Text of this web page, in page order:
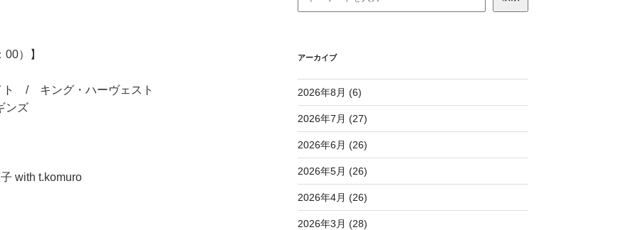
）】
/ キング・ハーヴェスト
ズ
with t.komuro
アーカイブ
2026年8月 (6)
2026年7月 (27)
2026年6月 (26)
2026年5月 (26)
2026年4月 (26)
2026年3月 (28)